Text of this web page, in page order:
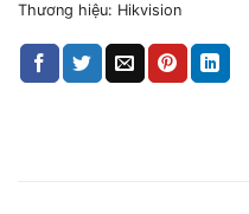
Thương hiệu: Hikvision